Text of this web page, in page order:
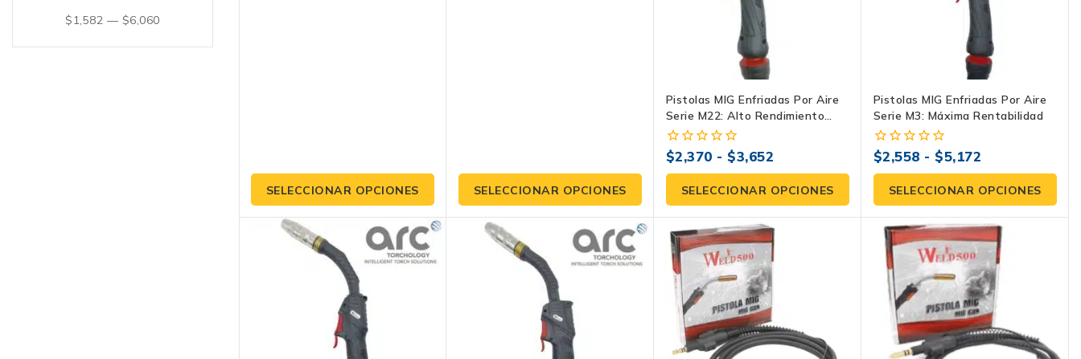
SELECCIONAR OPCIONES SELECCIONAR OPCIONES
Pistolas MIG Enfriadas Por Aire
Serie M22: Alto Rendimiento
Industrial
0
fuera
5
$2,370 - $3,652
SELECCIONAR OPCIONES
Pistolas MIG Enfriadas Por Aire
Serie M3: Máxima Rentabilidad
0
fuera
5
$2,558 - $5,172
SELECCIONAR OPCIONES
$1,582 — $6,060